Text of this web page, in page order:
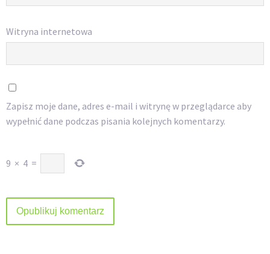
Witryna internetowa
Zapisz moje dane, adres e-mail i witrynę w przeglądarce aby
wypełnić dane podczas pisania kolejnych komentarzy.
9 × 4 =